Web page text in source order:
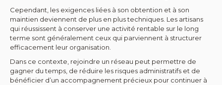
Cependant, les exigences liées à son obtention et à son
maintien deviennent de plus en plus techniques. Les artisans
qui réussissent à conserver une activité rentable sur le long
terme sont généralement ceux qui parviennent à structurer
efficacement leur organisation.
Dans ce contexte, rejoindre un réseau peut permettre de
gagner du temps, de réduire les risques administratifs et de
bénéficier d’un accompagnement précieux pour continuer à